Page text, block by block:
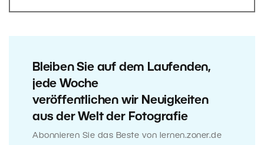
Bleiben Sie auf dem Laufenden,
jede Woche
veröffentlichen wir Neuigkeiten
aus der Welt der Fotografie
Abonnieren Sie das Beste von lernen.zoner.de